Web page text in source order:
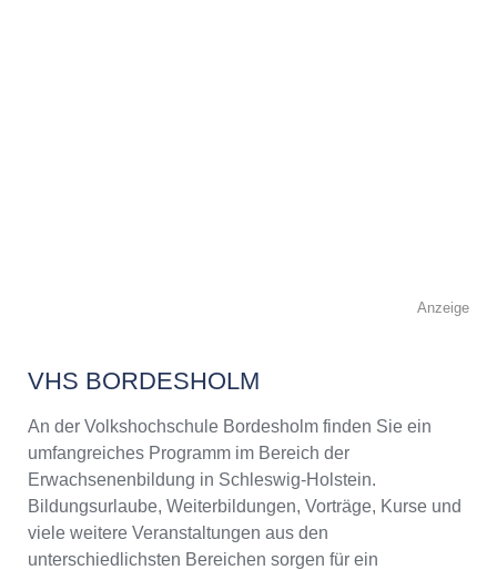
Anzeige
VHS BORDESHOLM
An der Volkshochschule Bordesholm finden Sie ein
umfangreiches Programm im Bereich der
Erwachsenenbildung in Schleswig-Holstein.
Bildungsurlaube, Weiterbildungen, Vorträge, Kurse und
viele weitere Veranstaltungen aus den
unterschiedlichsten Bereichen sorgen für ein